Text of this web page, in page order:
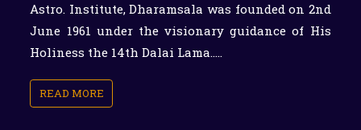
Astro. Institute, Dharamsala was founded on 2nd
June 1961 under the visionary guidance of His
Holiness the 14th Dalai Lama.....
READ MORE